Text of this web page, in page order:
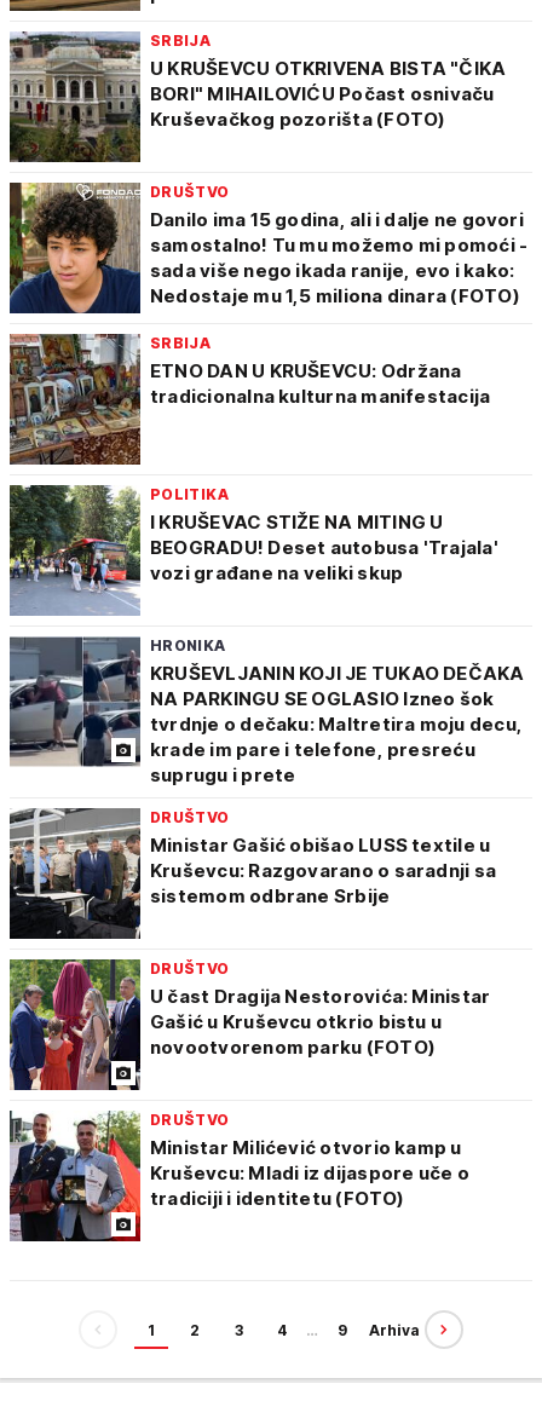
SRBIJA
U KRUŠEVCU OTKRIVENA BISTA "ČIKA
BORI" MIHAILOVIĆU Počast osnivaču
Kruševačkog pozorišta (FOTO)
DRUŠTVO
Danilo ima 15 godina, ali i dalje ne govori
samostalno! Tu mu možemo mi pomoći -
sada više nego ikada ranije, evo i kako:
Nedostaje mu 1,5 miliona dinara (FOTO)
SRBIJA
ETNO DAN U KRUŠEVCU: Održana
tradicionalna kulturna manifestacija
POLITIKA
I KRUŠEVAC STIŽE NA MITING U
BEOGRADU! Deset autobusa 'Trajala'
vozi građane na veliki skup
HRONIKA
KRUŠEVLJANIN KOJI JE TUKAO DEČAKA
NA PARKINGU SE OGLASIO Izneo šok
tvrdnje o dečaku: Maltretira moju decu,
krade im pare i telefone, presreću
suprugu i prete
DRUŠTVO
Ministar Gašić obišao LUSS textile u
Kruševcu: Razgovarano o saradnji sa
sistemom odbrane Srbije
DRUŠTVO
U čast Dragija Nestorovića: Ministar
Gašić u Kruševcu otkrio bistu u
novootvorenom parku (FOTO)
DRUŠTVO
Ministar Milićević otvorio kamp u
Kruševcu: Mladi iz dijaspore uče o
tradiciji i identitetu (FOTO)
1 2 3 4 … 9 Arhiva